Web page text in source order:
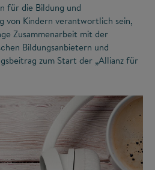
für die Bildung und
von Kindern verantwortlich sein,
Zusammenarbeit mit der
Bildungsanbietern und
zum Start der „Allianz für